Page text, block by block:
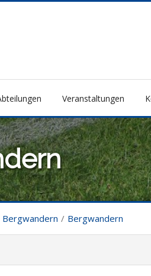
Veranstaltungen
Bergwandern / Bergwandern